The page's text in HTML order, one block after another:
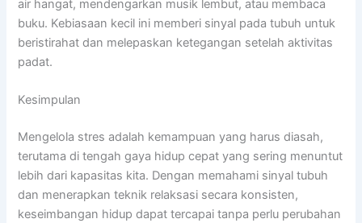
air hangat, mendengarkan musik lembut, atau membaca
buku. Kebiasaan kecil ini memberi sinyal pada tubuh untuk
beristirahat dan melepaskan ketegangan setelah aktivitas
padat.
Kesimpulan
Mengelola stres adalah kemampuan yang harus diasah,
terutama di tengah gaya hidup cepat yang sering menuntut
lebih dari kapasitas kita. Dengan memahami sinyal tubuh
dan menerapkan teknik relaksasi secara konsisten,
keseimbangan hidup dapat tercapai tanpa perlu perubahan